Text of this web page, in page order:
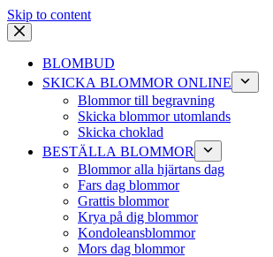
Skip to content
BLOMBUD
SKICKA BLOMMOR ONLINE
Blommor till begravning
Skicka blommor utomlands
Skicka choklad
BESTÄLLA BLOMMOR
Blommor alla hjärtans dag
Fars dag blommor
Grattis blommor
Krya på dig blommor
Kondoleansblommor
Mors dag blommor